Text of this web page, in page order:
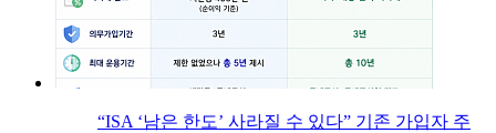
“ISA ‘남은 한도’ 사라질 수 있다” 기존 가입자 주